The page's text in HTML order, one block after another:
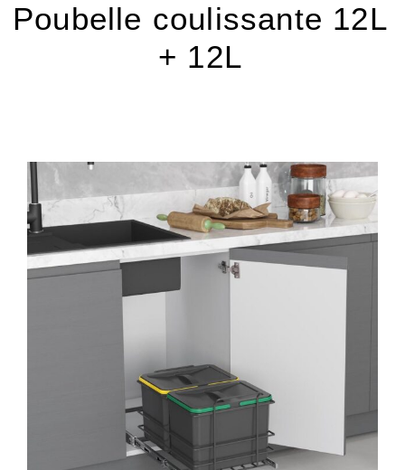
Poubelle coulissante 12L
+ 12L